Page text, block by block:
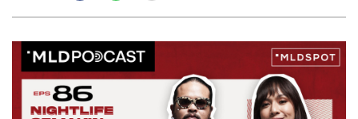
TRENDING
EVENTS
MLDPODCAST
VIDEOS